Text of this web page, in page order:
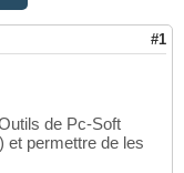
#1
de Pc-Soft
et permettre de les